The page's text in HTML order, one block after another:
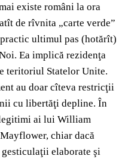
existe români la ora
de rîvnita „carte verde”
ultimul pas (hotărît)
Ea implică rezidenţa
teritoriul Statelor Unite.
au doar cîteva restricţii
cu libertăţi depline. În
ai lui William
chiar dacă
gesticulaţii elaborate şi